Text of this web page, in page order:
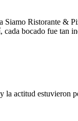
Siamo Ristorante &
bocado fue tan
actitud estuvieron